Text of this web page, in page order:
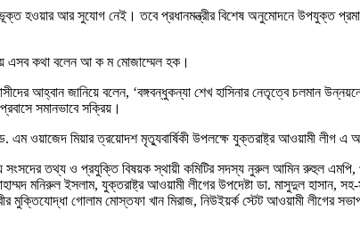
হওয়ার আর সুযোগ নেই। তবে প্রধানমন্ত্রীর বিশেষ অনুমোদনে উপযুক্ত
এসব কথা বলেন আ ক ম মোজাম্মেল হক।
আহ্বান জানিয়ে বলেন, ‘বঙ্গবন্ধুকন্যা শেখ হাসিনার নেতৃত্বে চলমান
সমানভাবে সক্রিয়।
ড. এম ওয়াজেদ মিয়ার ত্রয়োদশ মৃত্যুবার্ষিকী উপলক্ষে যুক্তরাষ্ট্র আওয়ামী
সংসদের তথ্য ও প্রযুক্তি বিষয়ক স্থায়ী কমিটির সদস্য নুরুল আমিন রুহুল
মনিরুল ইসলাম, যুক্তরাষ্ট্র আওয়ামী লীগের উপদেষ্টা ডা. মাসুদুল হাসান,
গোলাম মোস্তফা খান মিরাজ, নিউইয়র্ক স্টেট আওয়ামী লীগের